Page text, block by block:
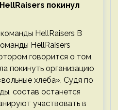
покинул
HellRaisers В
HellRaisers
говорится о том,
покинуть организацию
хлеба». Судя по
состав останется
участвовать в